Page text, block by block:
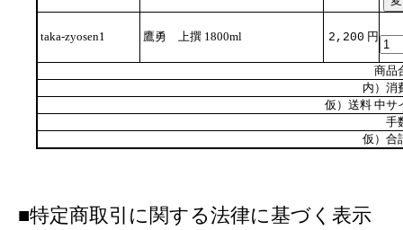
taka-zyosen1 鷹勇 上撰 1800ml 2,200 円
商品
内）消
仮）送料 中サ
手
仮）合
■特定商取引に関する法律に基づく表示